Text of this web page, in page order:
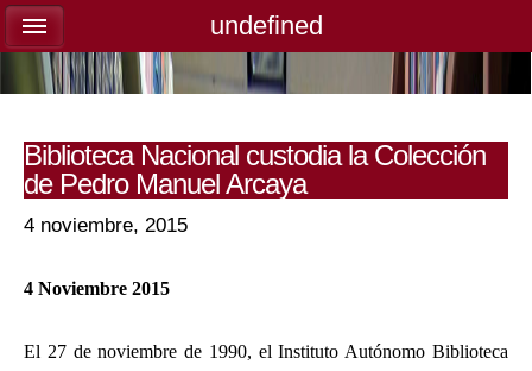
Biblioteca Nacional custodia la Colección
de Pedro Manuel Arcaya
4 noviembre, 2015
4 Noviembre 2015
El 27 de noviembre de 1990, el Instituto Autónomo Biblioteca
undefined
undefined